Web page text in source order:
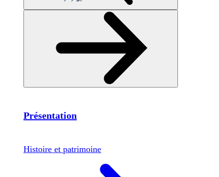
Présentation
Histoire et patrimoine